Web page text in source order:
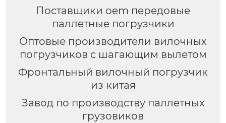
Поставщики oem передовые
паллетные погрузчики
Оптовые производители вилочных
погрузчиков с шагающим вылетом
Фронтальный вилочный погрузчик
из китая
Завод по производству паллетных
грузовиков